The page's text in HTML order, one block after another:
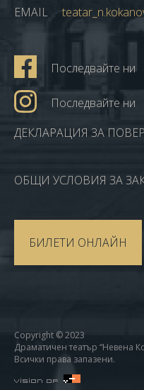
EMAIL
Последвайте ни
Последвайте ни
ДЕКЛАРАЦИЯ ЗА
ОБЩИ УСЛОВИЯ ЗА
БИЛЕТИ ОНЛАЙН
Copyright © 2023
Драматичен театър “Невена
Всички права запазени.